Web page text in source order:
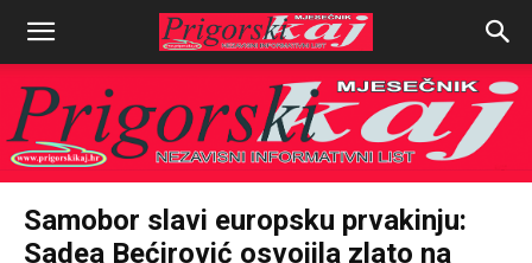
Samobor slavi europsku prvakinju:
Sadea Bećirović osvojila zlato na